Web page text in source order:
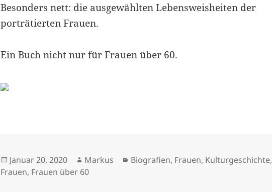
Besonders nett: die ausgewählten Lebensweisheiten der
porträtierten Frauen.
Ein Buch nicht nur für Frauen über 60.
Veröffentlicht
am
Januar 20, 2020 Autor
Markus Kategorien
Biografien, Frauen, Kulturgeschichte,
Frauen, Frauen über 60